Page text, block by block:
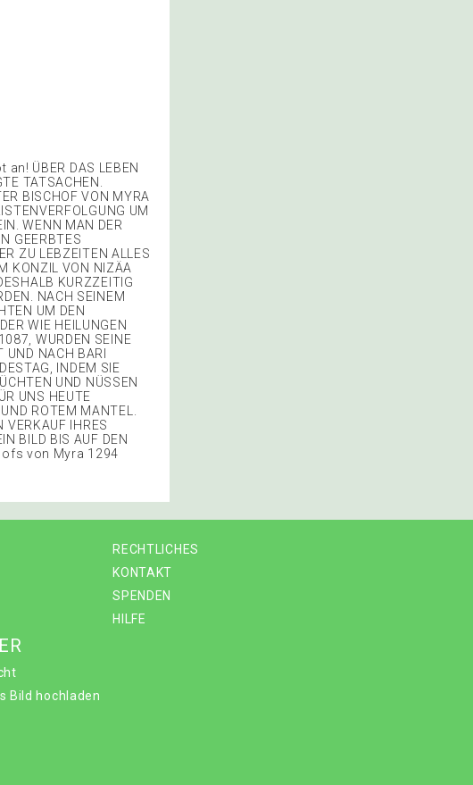
ÜBER DAS LEBEN
TATSACHEN.
BISCHOF VON MYRA
UM
WENN MAN DER
GEERBTES
ZU LEBZEITEN ALLES
KONZIL VON NIZÄA
KURZZEITIG
NACH SEINEM
UM DEN
WIE HEILUNGEN
WURDEN SEINE
NACH BARI
INDEM SIE
UND NÜSSEN
UNS HEUTE
ROTEM MANTEL.
VERKAUF IHRES
BILD BIS AUF DEN
von Myra 1294
RECHTLICHES
KONTAKT
SPENDEN
HILFE
Bild hochladen